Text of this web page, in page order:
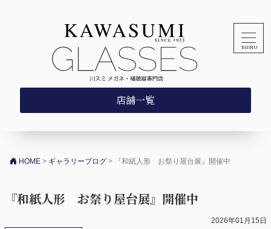
店舗一覧
HOME > ギャラリーブログ > 『和紙人形 お祭り屋台展』開催中
『和紙人形 お祭り屋台展』開催中
2026年01月15日